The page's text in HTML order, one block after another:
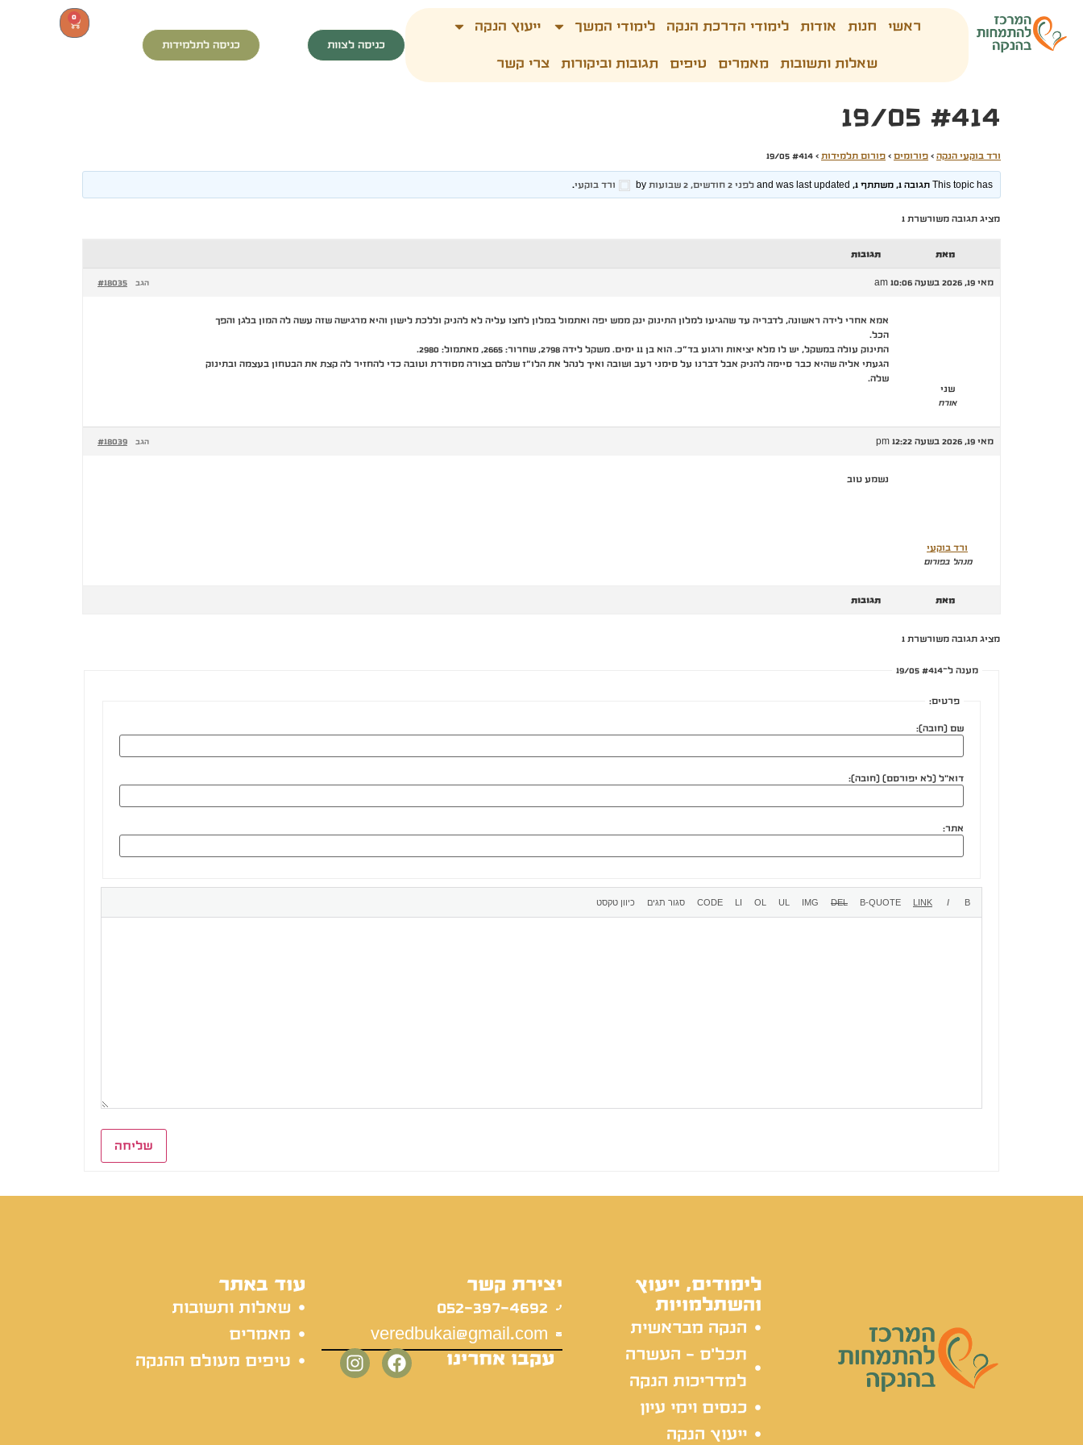
ראשי חנות אודות לימודי הדרכת הנקה לימודי המשך ייעוץ הנקה
שאלות ותשובות מאמרים טיפים תגובות וביקורות צרי קשר
כניסה לצוות כניסה לתלמידות
0
#414 19/05
ורד בוקעי הנקה › פורומים › פורום תלמידות ›
#414 19/05
This topic has תגובה 1, משתתף 1, and was last updated לפני 2 חודשים, 2 שבועות by ורד בוקעי.
מציג תגובה משורשרת 1
מאת תגובות
מאי 19, 2026 בשעה 10:06 am #18035 הגב
שני
אורח
אמא אחרי לידה ראשונה, לדבריה עד שהגיעו למלון התינוק ינק ממש יפה ואתמול במלון לחצו עליה לא להניק וללכת לישון והיא מרגישה שזה עשה לה המון בלגן והפך
הכל.
התינוק עולה במשקל, יש לו מלא יציאות ורגוע בד״כ. הוא בן 11 ימים. משקל לידה 2798, שחרור: 2665, מאתמול: 2980.
הגעתי אליה שהיא כבר סיימה להניק אבל דברנו על סימני רעב ושובה ואיך לנהל את הלו״ז שלהם בצורה מסודרת וטובה כדי להחזיר לה קצת את הבטחון בעצמה ובתינוק
שלה.
מאי 19, 2026 בשעה 12:22 pm #18039 הגב
ורד בוקעי
מנהל בפורום
נשמע טוב
מאת תגובות
מציג תגובה משורשרת 1
מענה ל־#414 19/05
פרטים:
שם (חובה):
דוא"ל (לא יפורסם) (חובה):
אתר:
שליחה
לימודים, ייעוץ
והשתלמויות
הנקה מבראשית
תכל'ס - העשרה
למדריכות הנקה
כנסים וימי עיון
ייעוץ הנקה
יצירת קשר
052-397-4692
veredbukai@gmail.com
עקבו אחרינו
עוד באתר
שאלות ותשובות
מאמרים
טיפים מעולם ההנקה